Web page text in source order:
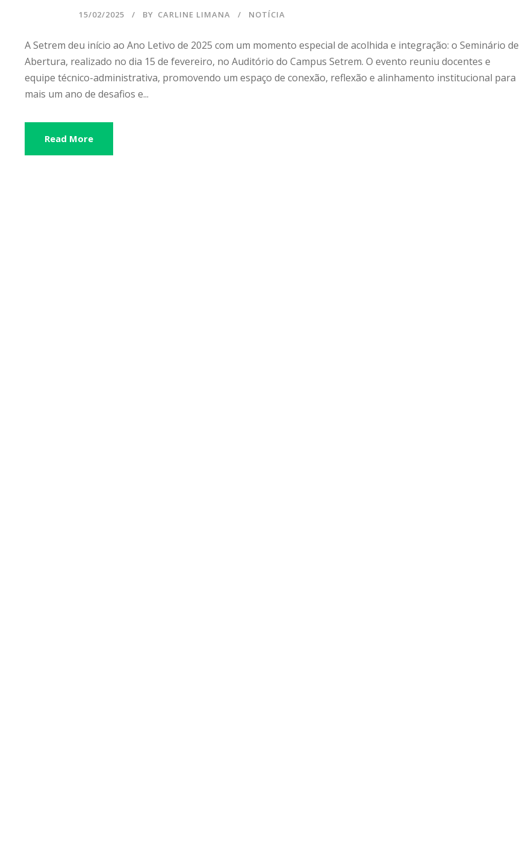
15/02/2025 BY CARLINE LIMANA NOTÍCIA
A Setrem deu início ao Ano Letivo de 2025 com um momento especial de acolhida e integração: o Seminário de
Abertura, realizado no dia 15 de fevereiro, no Auditório do Campus Setrem. O evento reuniu docentes e
equipe técnico-administrativa, promovendo um espaço de conexão, reflexão e alinhamento institucional para
mais um ano de desafios e...
Read More